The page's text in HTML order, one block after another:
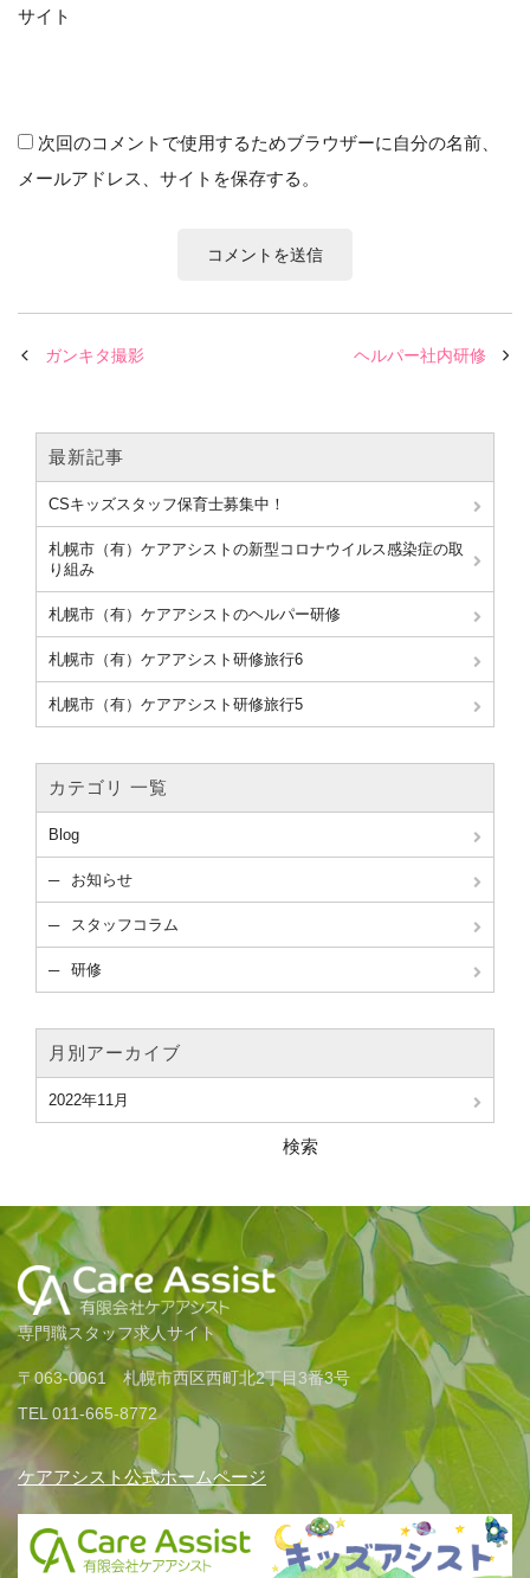
サイト
次回のコメントで使用するためブラウザーに自分の名前、
メールアドレス、サイトを保存する。
ガンキタ撮影 ヘルパー社内研修
最新記事
CSキッズスタッフ保育士募集中！
札幌市（有）ケアアシストの新型コロナウイルス感染症の取
り組み
札幌市（有）ケアアシストのヘルパー研修
札幌市（有）ケアアシスト研修旅行6
札幌市（有）ケアアシスト研修旅行5
カテゴリ 一覧
Blog
お知らせ
スタッフコラム
研修
月別アーカイブ
2022年11月
検索
専門職スタッフ求人サイト
〒063-0061 札幌市西区西町北2丁目3番3号
TEL 011-665-8772
ケアアシスト公式ホームページ